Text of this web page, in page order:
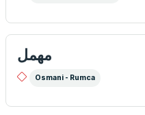
مهمل
Osmani - Rumca